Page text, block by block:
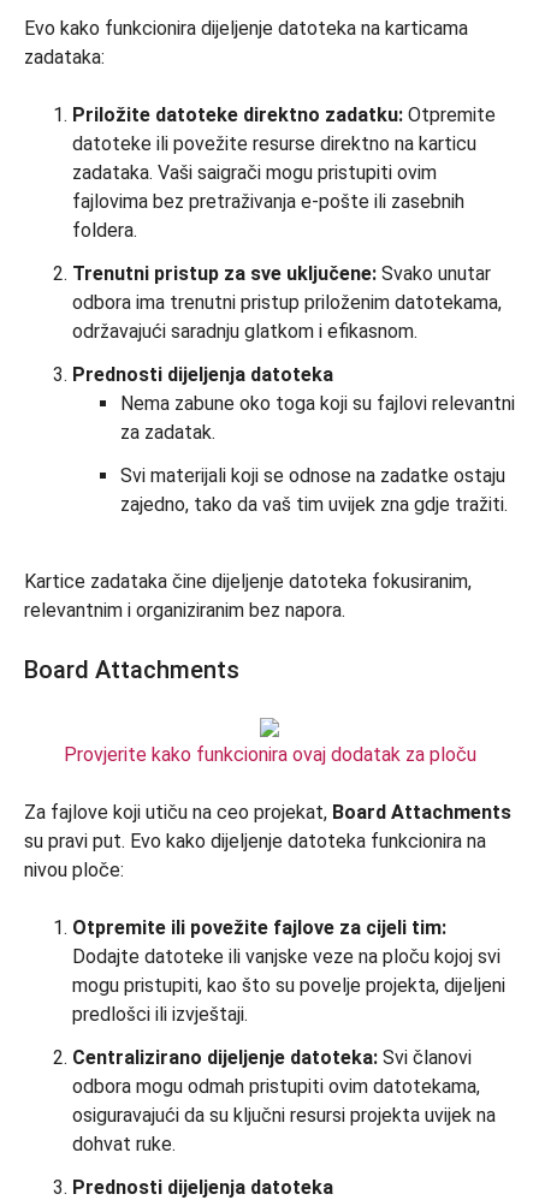
Evo kako funkcionira dijeljenje datoteka na karticama
zadataka:
Priložite datoteke direktno zadatku: Otpremite
datoteke ili povežite resurse direktno na karticu
zadataka. Vaši saigrači mogu pristupiti ovim
fajlovima bez pretraživanja e-pošte ili zasebnih
foldera.
Trenutni pristup za sve uključene: Svako unutar
odbora ima trenutni pristup priloženim datotekama,
održavajući saradnju glatkom i efikasnom.
Prednosti dijeljenja datoteka
Nema zabune oko toga koji su fajlovi relevantni
za zadatak.
Svi materijali koji se odnose na zadatke ostaju
zajedno, tako da vaš tim uvijek zna gdje tražiti.
Kartice zadataka čine dijeljenje datoteka fokusiranim,
relevantnim i organiziranim bez napora.
Board Attachments
Provjerite kako funkcionira ovaj dodatak za ploču
Za fajlove koji utiču na ceo projekat, Board Attachments
su pravi put. Evo kako dijeljenje datoteka funkcionira na
nivou ploče:
Otpremite ili povežite fajlove za cijeli tim:
Dodajte datoteke ili vanjske veze na ploču kojoj svi
mogu pristupiti, kao što su povelje projekta, dijeljeni
predlošci ili izvještaji.
Centralizirano dijeljenje datoteka: Svi članovi
odbora mogu odmah pristupiti ovim datotekama,
osiguravajući da su ključni resursi projekta uvijek na
dohvat ruke.
Prednosti dijeljenja datoteka